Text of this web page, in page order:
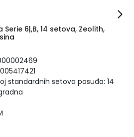
6|,B, 14 setova, Zeolith,
standardnih setova posuđa: 14